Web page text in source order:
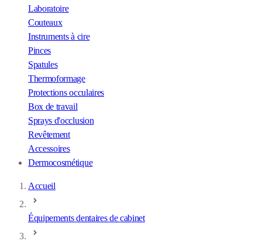
Laboratoire
Couteaux
Instruments à cire
Pinces
Spatules
Thermoformage
Protections occulaires
Box de travail
Sprays d'occlusion
Revêtement
Accessoires
Dermocosmétique
Accueil
Équipements dentaires de cabinet